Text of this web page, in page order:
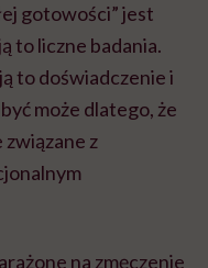
gotowości” jest
to liczne badania.
to doświadczenie i
może dlatego, że
związane z
na zmęczenie